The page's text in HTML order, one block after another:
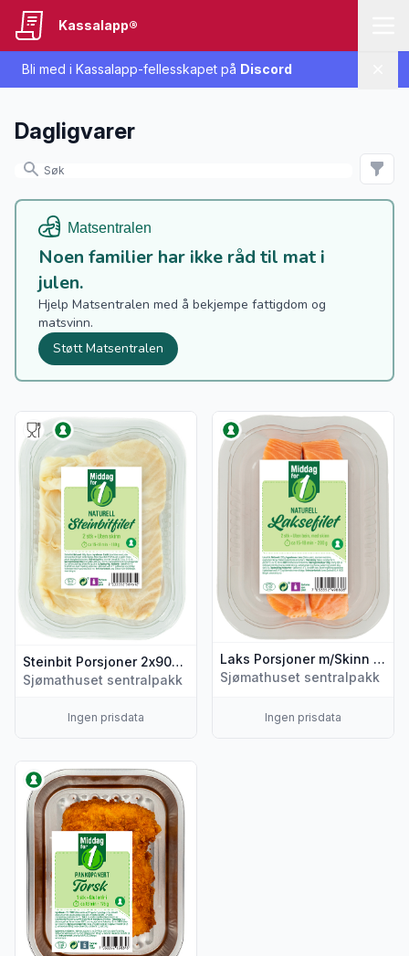
Bli med i Kassalapp-fellesskapet på Discord
Kassalapp®
Dagligvarer
Noen familier har ikke råd til mat i
julen.
Hjelp Matsentralen med å bekjempe fattigdom og
matsvinn.
Støtt Matsentralen
Steinbit Porsjoner 2x90g Billig Middag
Sjømathuset sentralpakk
Ingen prisdata
Vis flere detaljer for produktet "Steinbit Porsjoner 2x90g
Laks Porsjoner m/Skinn 2x100g Billig Middag
Sjømathuset sentralpakk
Ingen prisdata
Vis flere detaljer for
Vis flere detaljer for produktet "Torskefilet Pankopanert